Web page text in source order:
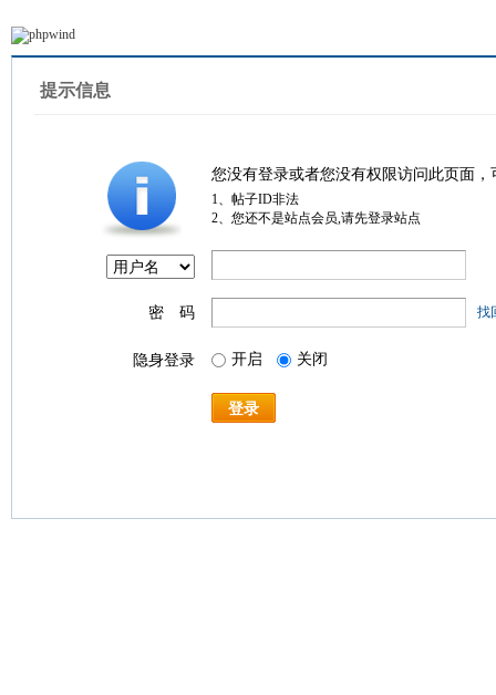
提示信息
您没有登录或者您没有权限访问此页面
1、帖子ID非法
2、您还不是站点会员,请先登录站点
密 码 找
隐身登录 开启 关闭
登录